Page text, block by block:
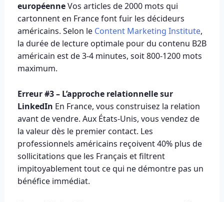
européenneVos articles de 2000 mots qui
cartonnent en France font fuir les décideurs
américains. Selon le Content Marketing Institute,
la durée de lecture optimale pour du contenu B2B
américain est de 3-4 minutes, soit 800-1200 mots
maximum.
Erreur #3 – L’approche relationnelle sur
LinkedIn En France, vous construisez la relation
avant de vendre. Aux États-Unis, vous vendez de
la valeur dès le premier contact. Les
professionnels américains reçoivent 40% plus de
sollicitations que les Français et filtrent
impitoyablement tout ce qui ne démontre pas un
bénéfice immédiat.